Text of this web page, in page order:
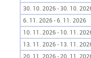
30. 10. 2026 - 30. 10.
6. 11. 2026 - 6. 11. 2026
10. 11. 2026 - 10. 11.
13. 11. 2026 - 13. 11.
20. 11. 2026 - 20. 11.